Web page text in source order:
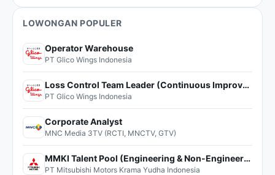
LOWONGAN POPULER
Operator Warehouse
PT Glico Wings Indonesia
Loss Control Team Leader (Continuous Improvement)
PT Glico Wings Indonesia
Corporate Analyst
MNC Media 3TV (RCTI, MNCTV, GTV)
MMKI Talent Pool (Engineering & Non-Engineering)
PT Mitsubishi Motors Krama Yudha Indonesia